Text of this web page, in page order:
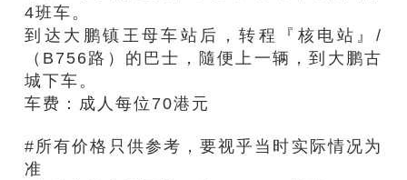
4班车。
到达大鹏镇王母车站后，转程『核电站』/
（B756路）的巴士，隨便上一辆，到大鹏古
城下车。
车费：成人每位70港元
#所有价格只供参考，要视乎当时实际情况为
准